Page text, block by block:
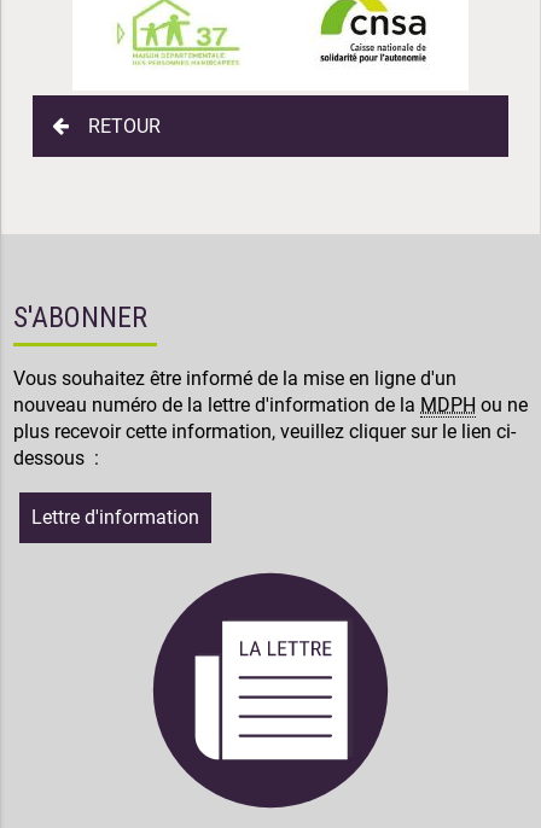
RETOUR
S'ABONNER
Vous souhaitez être informé de la mise en ligne d'un
nouveau numéro de la lettre d'information de la MDPH ou ne
plus recevoir cette information, veuillez cliquer sur le lien ci-
dessous :
Lettre d'information